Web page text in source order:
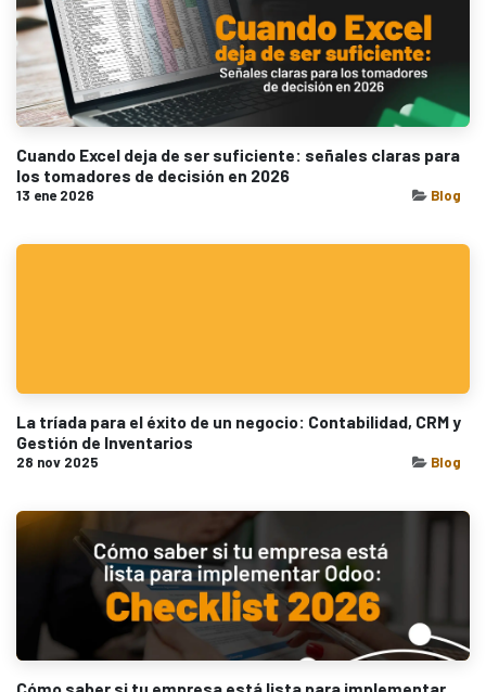
Cuando Excel deja de ser suficiente: señales claras para
los tomadores de decisión en 2026
13 ene 2026 Blog
La tríada para el éxito de un negocio: Contabilidad, CRM y
Gestión de Inventarios
28 nov 2025 Blog